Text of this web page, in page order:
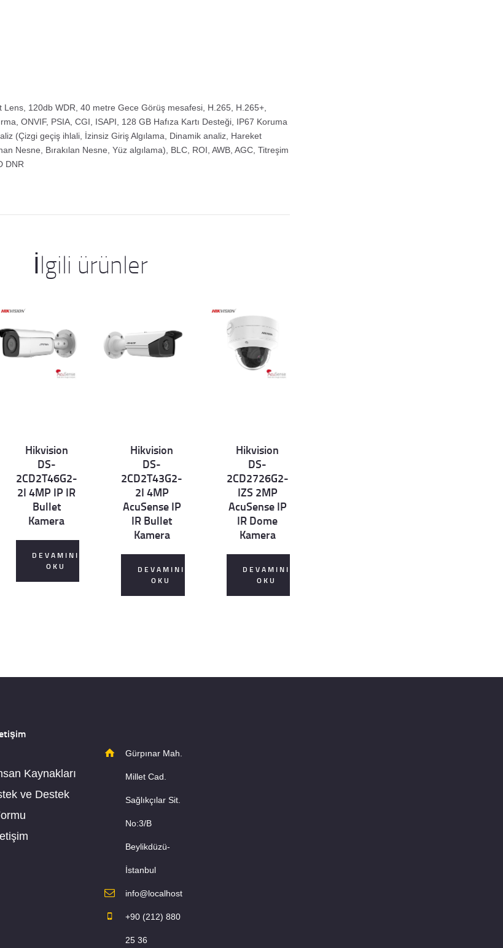
Lens, 120db WDR, 40 metre Gece Görüş mesafesi, H.265, H.265+,
ONVIF, PSIA, CGI, ISAPI, 128 GB Hafıza Kartı Desteği, IP67 Koruma
(Çizgi geçiş ihlali, İzinsiz Giriş Algılama, Dinamik analiz, Hareket
Nesne, Bırakılan Nesne, Yüz algılama), BLC, ROI, AWB, AGC, Titreşim
DNR
İlgili ürünler
Hikvision
DS-
2CD2T46G2-
2I 4MP IP IR
Bullet
Kamera
DEVAMINI
OKU
Hikvision
DS-
2CD2T43G2-
2I 4MP
AcuSense IP
IR Bullet
Kamera
DEVAMINI
OKU
Hikvision
DS-
2CD2726G2-
IZS 2MP
AcuSense IP
IR Dome
Kamera
DEVAMINI
OKU
Kaynakları
ve Destek
Gürpınar Mah.
Millet Cad.
Sağlıkçılar Sit.
No:3/B
Beylikdüzü-
İstanbul
info@localhost
+90 (212) 880
25 36